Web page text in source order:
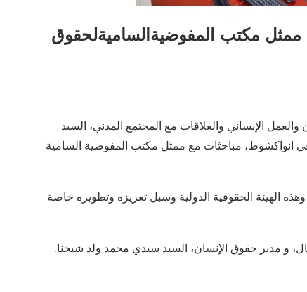
مكتب المفوضيةالساميةلحقوق
الإنسان والعمل الإنساني والعلاقات مع المجتمع المدني، السيد
انواكشوط، مباحثات مع ممثل مكتب المفوضية السامية
الهيئة الحقوقية الدولية وسبل تعزيزه وتطويره خاصة
و مدير حقوق الإنسان، السيد سيدي محمد ولد شيخنا.